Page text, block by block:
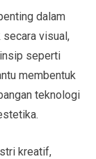
dalam
secara visual,
seperti
membentuk
teknologi
kreatif,